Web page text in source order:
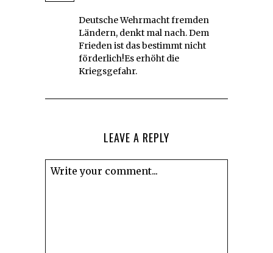
Deutsche Wehrmacht fremden
Ländern, denkt mal nach. Dem
Frieden ist das bestimmt nicht
förderlich!Es erhöht die
Kriegsgefahr.
LEAVE A REPLY